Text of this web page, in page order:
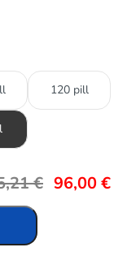
120 pill
€ 96,00€